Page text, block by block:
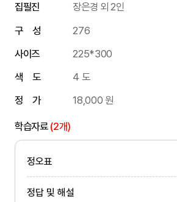
집필진
장은경 외 2인
구 성
276
사이즈
225*300
색 도
4 도
정 가
18,000 원
학습자료 (2개)
정오표
정답 및 해설